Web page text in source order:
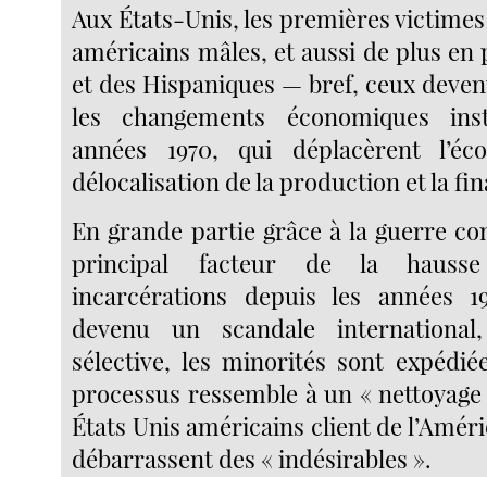
Aux États-Unis, les premières
américains mâles, et aussi de plus en
et des Hispaniques — bref, ceux
les changements économiques
années 1970, qui déplacèrent
délocalisation de la production et la
En grande partie grâce à la guerre
principal facteur de la
incarcérations depuis les années
devenu un scandale
sélective, les minorités sont
processus ressemble à un «
États Unis américains client de
débarrassent des « indésirables ».